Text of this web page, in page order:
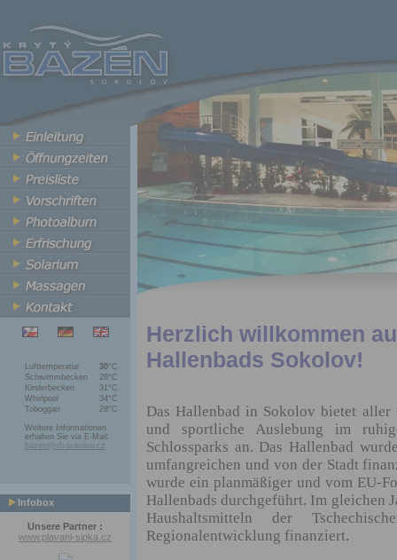
Lufttemperatur 30°C
Schwimmbecken
28°C
Kinderbecken
31°C
Whirlpool
34°C
Toboggan
28°C
Weitere Informationen
erhalten Sie via E-Mail:
bazen@sb-sokolov.cz
Infobox
Unsere Partner :
www.plavani-sipka.cz
Herzlich willkommen
Hallenbads Sokolov!
Das Hallenbad in Sokolov bietet
und sportliche Auslebung im
Schlossparks an. Das Hallenbad
umfangreichen und von der Stadt
wurde ein planmäßiger und vom EU-
Hallenbads durchgeführt. Im gleichen
Haushaltsmitteln der
Regionalentwicklung finanziert.